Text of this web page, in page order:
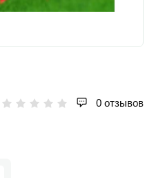
0 отзывов